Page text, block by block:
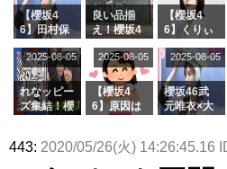
スタジオ出
演決定
ナンタラ】
【櫻坂4
6】田村保
ージを脱い
でいた理由
良い品揃
え！櫻坂4
グル『Mak
e or Brea
k』オフィ
シャルグッ
ズ絶賛販売
【櫻坂4
6】くりぃ
の2人を手
玉に取る大
沼晶保【く
りぃむナン
タラ】
れなッピー
ズ集結！櫻
理子、8/6
2025-08-05
【櫻坂4
6】原因は
uddiesを
2025-08-05
櫻坂46武
元唯衣×大
カップお姉
2025-08-05
443: 2020/05/26(火) 14:26:45.16